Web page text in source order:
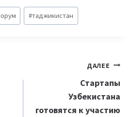
#таджикистан
ДАЛЕЕ
Стартапы
Узбекистана
готовятся к участию